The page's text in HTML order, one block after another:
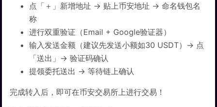
点「＋」新增地址 → 贴上币安地址 → 命名钱包名
称
进行双重验证（Email + Google验证器）
输入发送金额（建议先发送小额如30 USDT）→ 点
「送出」→ 验证码确认
提领委托送出 → 等待链上确认
完成转入后，即可在币安交易所上进行交易！